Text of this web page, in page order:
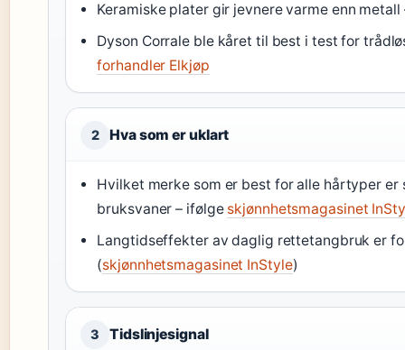
Keramiske plater gir jevnere varme enn
Dyson Corrale ble kåret til best i test for
forhandler Elkjøp
2 Hva som er uklart
Hvilket merke som er best for alle hårtyper
bruksvaner – ifølge skjønnhetsmagasinet
Langtidseffekter av daglig rettetangbruk er
(skjønnhetsmagasinet InStyle)
3 Tidslinjesignal